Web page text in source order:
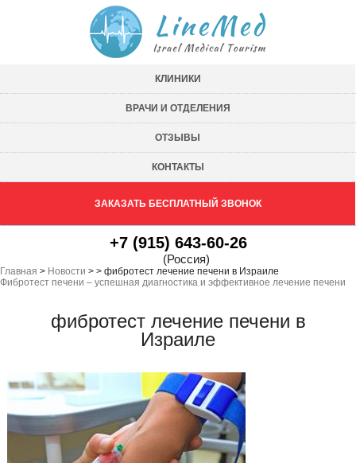
КЛИНИКИ
ВРАЧИ И ОТДЕЛЕНИЯ
ОТЗЫВЫ
КОНТАКТЫ
ЗАКАЗАТЬ БЕСПЛАТНЫЙ ЗВОНОК
+7 (915) 643-60-26
(Россия)
Главная > Новости >
Фибротест печени – успешная диагностика и эффективное лечение печени
> фибротест лечение печени в Израиле
фибротест лечение печени в
Израиле